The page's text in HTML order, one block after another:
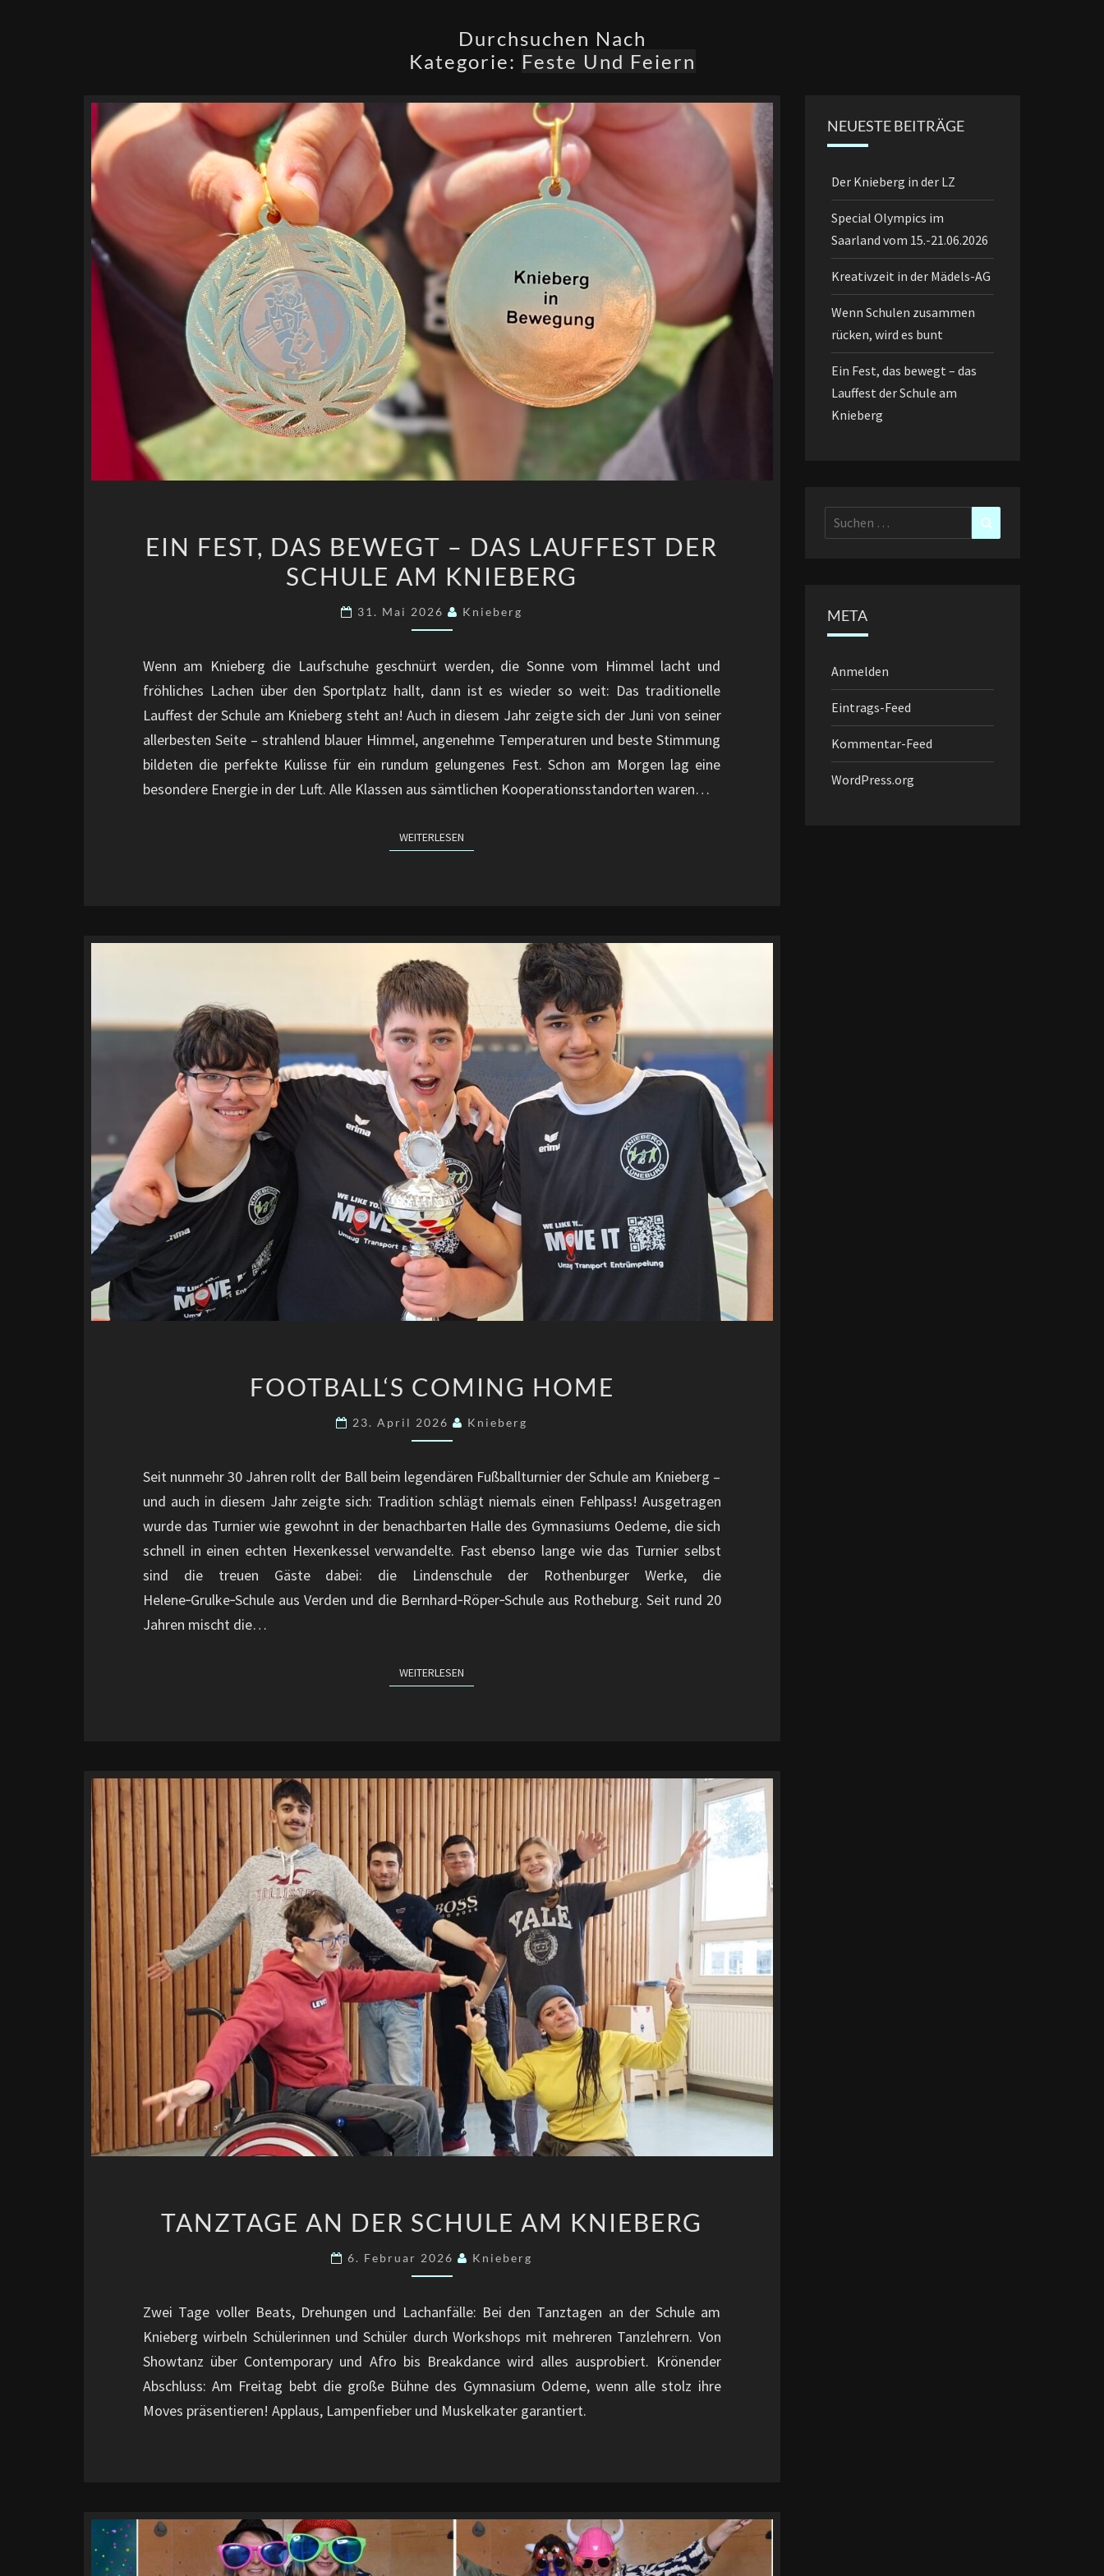
Durchsuchen Nach
Kategorie: Feste Und Feiern
FEST,
DAS
–
LAUFFEST
DER
SCHULE
AM
KNIEBERG
EIN FEST, DAS BEWEGT – DAS LAUFFEST DER
SCHULE AM KNIEBERG
31. Mai 2026 Knieberg
Wenn am Knieberg die Laufschuhe geschnürt werden, die Sonne vom Himmel lacht und
fröhliches Lachen über den Sportplatz hallt, dann ist es wieder so weit: Das traditionelle
Lauffest der Schule am Knieberg steht an! Auch in diesem Jahr zeigte sich der Juni von seiner
allerbesten Seite – strahlend blauer Himmel, angenehme Temperaturen und beste Stimmung
bildeten die perfekte Kulisse für ein rundum gelungenes Fest. Schon am Morgen lag eine
besondere Energie in der Luft. Alle Klassen aus sämtlichen Kooperationsstandorten waren…
WEITERLESEN
COMING
HOME
FOOTBALL‘S COMING HOME
23. April 2026 Knieberg
Seit nunmehr 30 Jahren rollt der Ball beim legendären Fußballturnier der Schule am Knieberg –
und auch in diesem Jahr zeigte sich: Tradition schlägt niemals einen Fehlpass! Ausgetragen
wurde das Turnier wie gewohnt in der benachbarten Halle des Gymnasiums Oedeme, die sich
schnell in einen echten Hexenkessel verwandelte. Fast ebenso lange wie das Turnier selbst
sind die treuen Gäste dabei: die Lindenschule der Rothenburger Werke, die
Helene‑Grulke‑Schule aus Verden und die Bernhard‑Röper‑Schule aus Rotheburg. Seit rund 20
Jahren mischt die…
WEITERLESEN
AN
DER
SCHULE
TANZTAGE AN DER SCHULE AM KNIEBERG
6. Februar 2026 Knieberg
Zwei Tage voller Beats, Drehungen und Lachanfälle: Bei den Tanztagen an der Schule am
Knieberg wirbeln Schülerinnen und Schüler durch Workshops mit mehreren Tanzlehrern. Von
Showtanz über Contemporary und Afro bis Breakdance wird alles ausprobiert. Krönender
Abschluss: Am Freitag bebt die große Bühne des Gymnasium Odeme, wenn alle stolz ihre
Moves präsentieren! Applaus, Lampenfieber und Muskelkater garantiert.
NEUESTE BEITRÄGE
Der Knieberg in der LZ
Special Olympics im
Saarland vom 15.-21.06.2026
Kreativzeit in der Mädels-AG
Wenn Schulen zusammen
rücken, wird es bunt
Ein Fest, das bewegt – das
Lauffest der Schule am
Knieberg
Suchen
nach:
META
Anmelden
Eintrags-Feed
Kommentar-Feed
WordPress.org